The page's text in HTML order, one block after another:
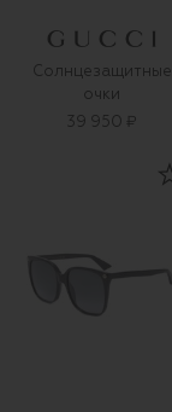
Солнцезащитные
очки
39 950 ₽